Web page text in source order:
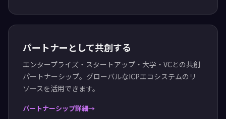
パートナーとして共創する
エンタープライズ・スタートアップ・大学・VCとの共創
パートナーシップ。グローバルなICPエコシステムのリ
ソースを活用できます。
パートナーシップ詳細